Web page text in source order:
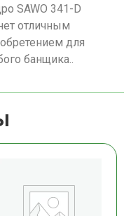
SAWO 341-D
отличным
для
банщика..